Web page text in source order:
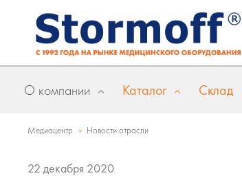
О компании Каталог Склад
Медиацентр » Новости отрасли
22 декабря 2020